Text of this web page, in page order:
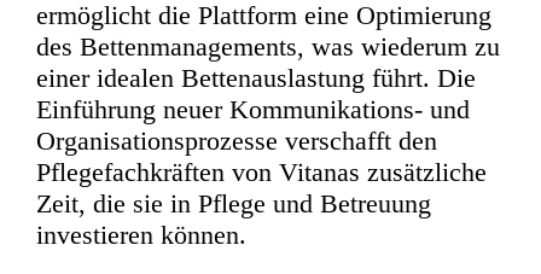
ermöglicht die Plattform eine Optimierung
des Bettenmanagements, was wiederum zu
einer idealen Bettenauslastung führt. Die
Einführung neuer Kommunikations- und
Organisationsprozesse verschafft den
Pflegefachkräften von Vitanas zusätzliche
Zeit, die sie in Pflege und Betreuung
investieren können.